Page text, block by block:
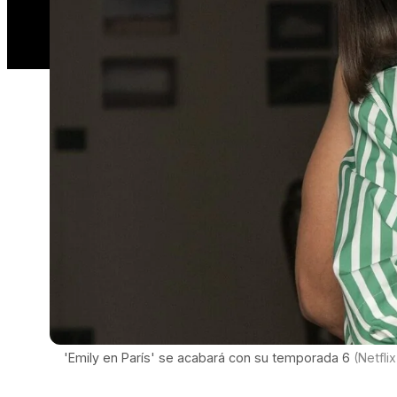
'Emily en París' se acabará con su temporada 6